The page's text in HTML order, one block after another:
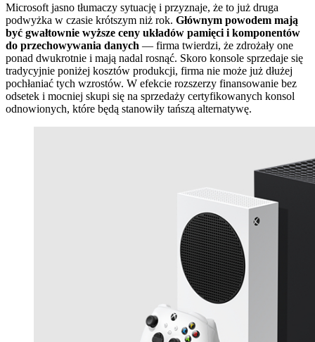
Microsoft jasno tłumaczy sytuację i przyznaje, że to już druga
podwyżka w czasie krótszym niż rok. Głównym powodem mają
być gwałtownie wyższe ceny układów pamięci i komponentów
do przechowywania danych — firma twierdzi, że zdrożały one
ponad dwukrotnie i mają nadal rosnąć. Skoro konsole sprzedaje się
tradycyjnie poniżej kosztów produkcji, firma nie może już dłużej
pochłaniać tych wzrostów. W efekcie rozszerzy finansowanie bez
odsetek i mocniej skupi się na sprzedaży certyfikowanych konsol
odnowionych, które będą stanowiły tańszą alternatywę.